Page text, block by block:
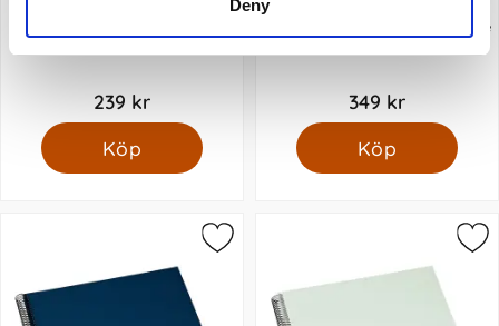
Deny
239 kr
Köp
Semikolon Spiral Album Large
349 kr
Köp